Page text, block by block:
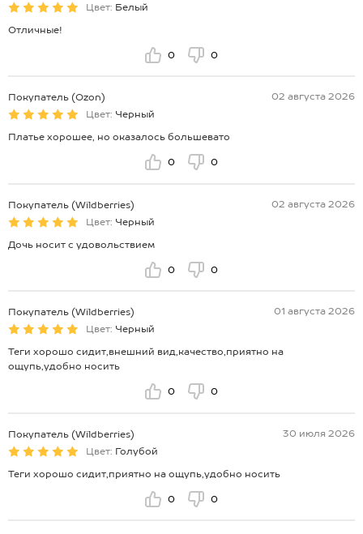
Цвет: Белый
Отличные!
0 0
Покупатель (Ozon)
02 августа 2026
Цвет: Черный
Платье хорошее, но оказалось большевато
0 0
Покупатель (Wildberries)
02 августа 2026
Цвет: Черный
Дочь носит с удовольствием
0 0
Покупатель (Wildberries)
01 августа 2026
Цвет: Черный
Теги хорошо сидит,внешний вид,качество,приятно на
ощупь,удобно носить
0 0
Покупатель (Wildberries)
30 июля 2026
Цвет: Голубой
Теги хорошо сидит,приятно на ощупь,удобно носить
0 0